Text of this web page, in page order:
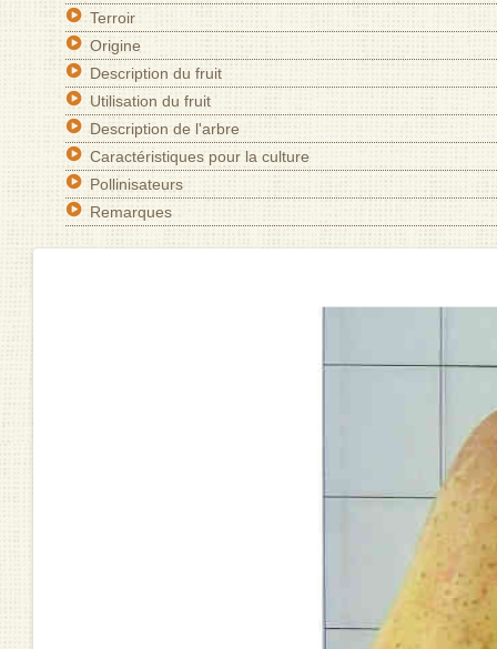
Terroir
Origine
Description du fruit
Utilisation du fruit
Description de l'arbre
Caractéristiques pour la culture
Pollinisateurs
Remarques